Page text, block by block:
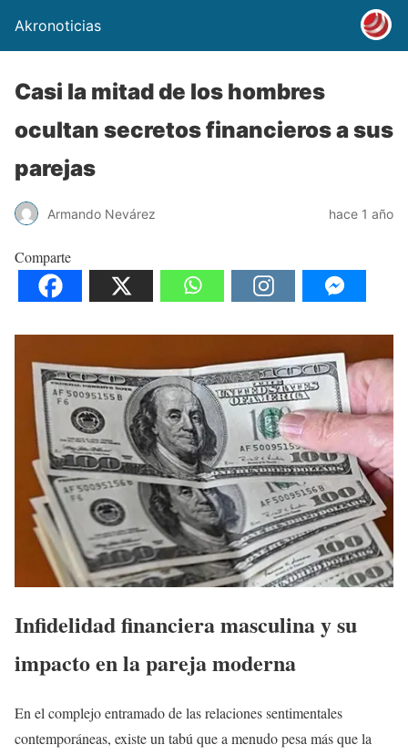
Akronoticias
Casi la mitad de los hombres
ocultan secretos financieros a sus
parejas
Armando Nevárez hace 1 año
Comparte
Infidelidad financiera masculina y su
impacto en la pareja moderna
En el complejo entramado de las relaciones sentimentales
contemporáneas, existe un tabú que a menudo pesa más que la